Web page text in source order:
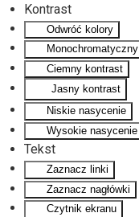
Kontrast
Odwróć kolory
Monochromatyczny
Ciemny kontrast
Jasny kontrast
Niskie nasycenie
Wysokie nasycenie
Tekst
Zaznacz linki
Zaznacz nagłówki
Czytnik ekranu